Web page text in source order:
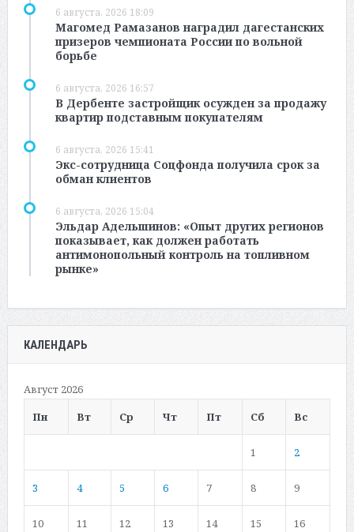
6 августа, 2026 18:09
Магомед Рамазанов наградил дагестанских
призеров чемпионата России по вольной
борьбе
6 августа, 2026 16:57
В Дербенте застройщик осужден за продажу
квартир подставным покупателям
6 августа, 2026 15:41
Экс-сотрудница Соцфонда получила срок за
обман клиентов
6 августа, 2026 15:04
Эльдар Адельшинов: «Опыт других регионов
показывает, как должен работать
антимонопольный контроль на топливном
рынке»
КАЛЕНДАРЬ
Август 2026
Пн
Вт Ср Чт Пт Сб Вс
1 2
3 4 5 6 7 8 9
10 11 12 13 14 15 16